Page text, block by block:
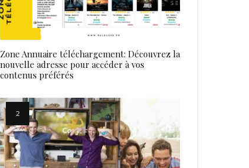
Zone Annuaire téléchargement: Découvrez la
nouvelle adresse pour accéder à vos
contenus préférés